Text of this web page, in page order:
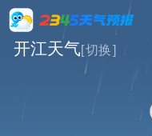
开江天气[切换]